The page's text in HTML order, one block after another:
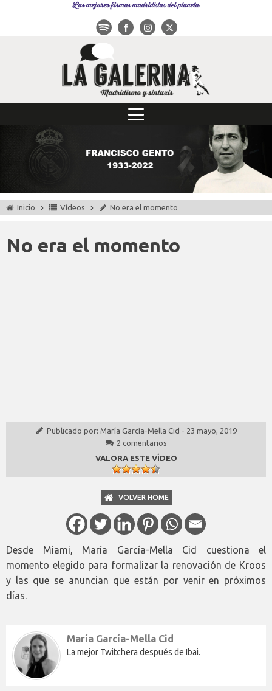
Las mejores firmas madridistas del planeta
Inicio Vídeos No era el momento
No era el momento
Publicado por: María García-Mella Cid - 23 mayo, 2019
2 comentarios
VALORA ESTE VÍDEO
VOLVER HOME
Desde Miami, María García-Mella Cid cuestiona el
momento elegido para formalizar la renovación de Kroos
y las que se anuncian que están por venir en próximos
días.
María García-Mella Cid
La mejor Twitchera después de Ibai.